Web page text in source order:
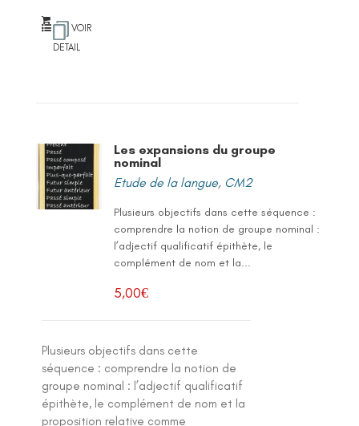
VOIR
DETAIL
Les expansions du groupe
nominal
Etude de la langue, CM2
Plusieurs objectifs dans cette séquence :
comprendre la notion de groupe nominal :
l’adjectif qualificatif épithète, le
complément de nom et la...
5,00€
Plusieurs objectifs dans cette
séquence : comprendre la notion de
groupe nominal : l’adjectif qualificatif
épithète, le complément de nom et la
proposition relative comme